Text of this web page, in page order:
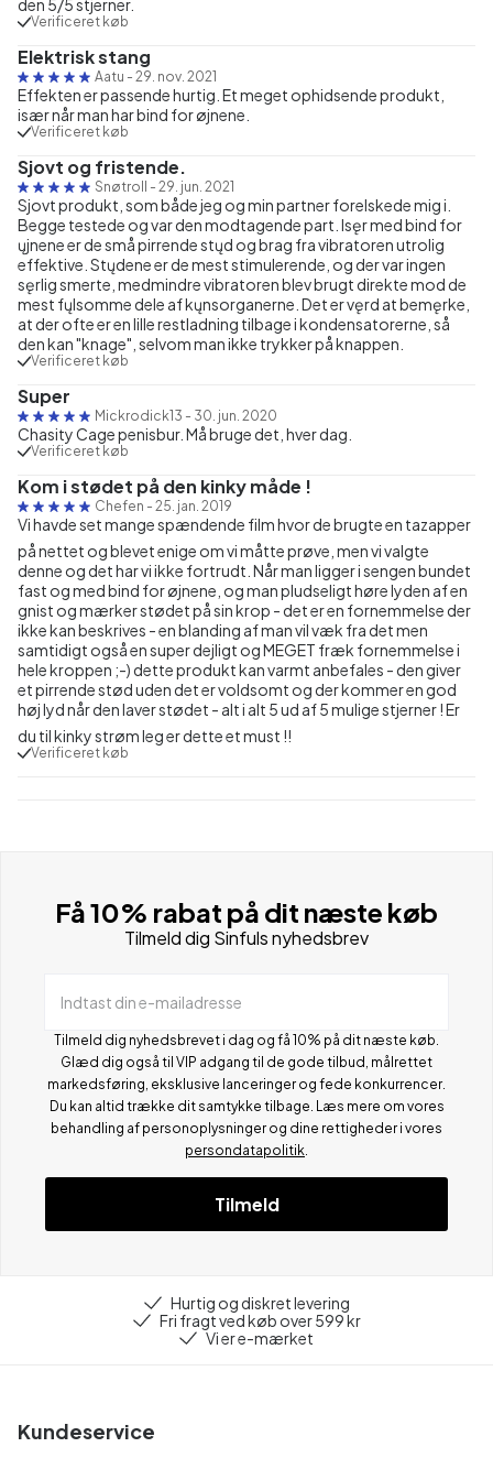
den 5/5 stjerner.
Verificeret køb
Elektrisk stang
Aatu - 29. nov. 2021
Effekten er passende hurtig. Et meget ophidsende produkt,
især når man har bind for øjnene.
Verificeret køb
Sjovt og fristende.
Snøtroll - 29. jun. 2021
Sjovt produkt, som både jeg og min partner forelskede mig i.
Begge testede og var den modtagende part. Isęr med bind for
ųjnene er de små pirrende stųd og brag fra vibratoren utrolig
effektive. Stųdene er de mest stimulerende, og der var ingen
sęrlig smerte, medmindre vibratoren blev brugt direkte mod de
mest fųlsomme dele af kųnsorganerne. Det er vęrd at bemęrke,
at der ofte er en lille restladning tilbage i kondensatorerne, så
den kan "knage", selvom man ikke trykker på knappen.
Verificeret køb
Super
Mickrodick13 - 30. jun. 2020
Chasity Cage penisbur. Må bruge det, hver dag.
Verificeret køb
Kom i stødet på den kinky måde !
Chefen - 25. jan. 2019
Vi havde set mange spændende film hvor de brugte en tazapper
på nettet og blevet enige om vi måtte prøve, men vi valgte
denne og det har vi ikke fortrudt. Når man ligger i sengen bundet
fast og med bind for øjnene, og man pludseligt høre lyden af en
gnist og mærker stødet på sin krop - det er en fornemmelse der
ikke kan beskrives - en blanding af man vil væk fra det men
samtidigt også en super dejligt og MEGET fræk fornemmelse i
hele kroppen ;-) dette produkt kan varmt anbefales - den giver
et pirrende stød uden det er voldsomt og der kommer en god
høj lyd når den laver stødet - alt i alt 5 ud af 5 mulige stjerner ! Er
du til kinky strøm leg er dette et must !!
Verificeret køb
Få 10% rabat på dit næste køb
Tilmeld dig Sinfuls nyhedsbrev
Indtast din e-mailadresse
Tilmeld dig nyhedsbrevet i dag og få 10% på dit næste køb.
Glæd dig også til VIP adgang til de gode tilbud, målrettet
markedsføring, eksklusive lanceringer og fede konkurrencer.
Du kan altid trække dit samtykke tilbage. Læs mere om vores
behandling af personoplysninger og dine rettigheder i vores
persondatapolitik
Tilmeld
Hurtig og diskret levering
Fri fragt ved køb over 599 kr
Vi er e-mærket
Kundeservice